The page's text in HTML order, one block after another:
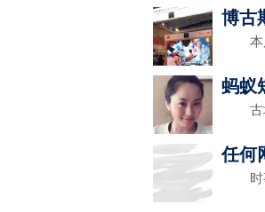
博古
本届
蚂蚁
古城
任何
时